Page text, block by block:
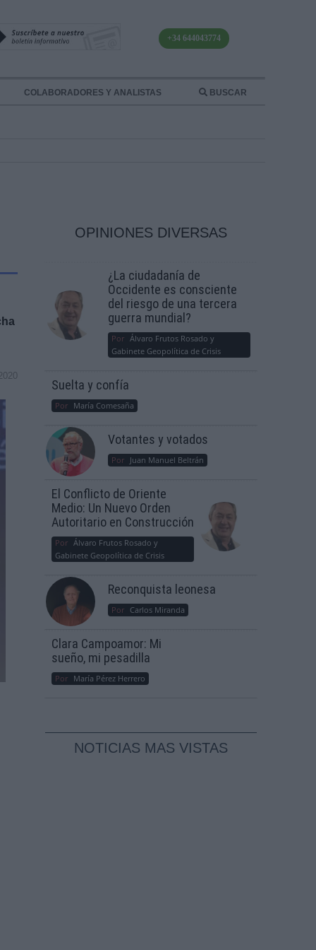
+34 644043774
COLABORADORES Y ANALISTAS BUSCAR
OPINIONES DIVERSAS
¿La ciudadanía de
Occidente es consciente
del riesgo de una tercera
guerra mundial?
Por Álvaro Frutos Rosado y
Gabinete Geopolítica de Crisis
Suelta y confía
Por María Comesaña
Votantes y votados
Por Juan Manuel Beltrán
El Conflicto de Oriente
Medio: Un Nuevo Orden
Autoritario en Construcción
Por Álvaro Frutos Rosado y
Gabinete Geopolítica de Crisis
Reconquista leonesa
Por Carlos Miranda
Clara Campoamor: Mi
sueño, mi pesadilla
Por María Pérez Herrero
NOTICIAS MAS VISTAS